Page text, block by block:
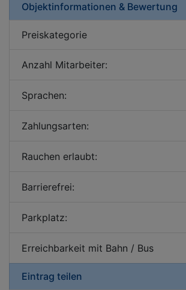
Objektinformationen & Bewertung
Preiskategorie
Anzahl Mitarbeiter:
Sprachen:
Zahlungsarten:
Rauchen erlaubt:
Barrierefrei:
Parkplatz:
Erreichbarkeit mit Bahn / Bus
Eintrag teilen